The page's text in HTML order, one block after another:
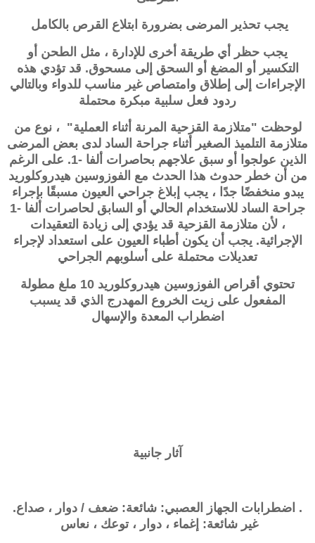
يجب تحذير المرضى بضرورة ابتلاع القرص بالكامل
يجب حظر أي طريقة أخرى للإدارة ، مثل الطحن أو
التكسير أو المضغ أو السحق إلى مسحوق. قد تؤدي هذه
الإجراءات إلى إطلاق وامتصاص غير مناسب للدواء وبالتالي
ردود فعل سلبية مبكرة محتملة
لوحظت "متلازمة القزحية المرنة أثناء العملية" ، نوع من
متلازمة التلميذ الصغير أثناء جراحة الساد لدى بعض المرضى
الذين عولجوا أو سبق علاجهم بحاصرات ألفا -1. على الرغم
من أن خطر حدوث هذا الحدث مع الفوزوسين هيدروكلوريد
يبدو منخفضًا جدًا ، يجب إبلاغ جراحي العيون مسبقًا بإجراء
جراحة الساد للاستخدام الحالي أو السابق لحاصرات ألفا -1
، لأن متلازمة القزحية قد يؤدي إلى زيادة التعقيدات
الإجرائية. يجب أن يكون أطباء العيون على استعداد لإجراء
تعديلات محتملة على أسلوبهم الجراحي
تحتوي أقراص الفوزوسين هيدروكلوريد 10 ملغ مطولة
المفعول على زيت الخروع المهدرج الذي قد يسبب
اضطراب المعدة والإسهال
آثار جانبية
. اضطرابات الجهاز العصبي: شائعة: ضعف / دوار ، صداع.
غير شائعة: إغماء ، دوار ، توعك ، نعاس